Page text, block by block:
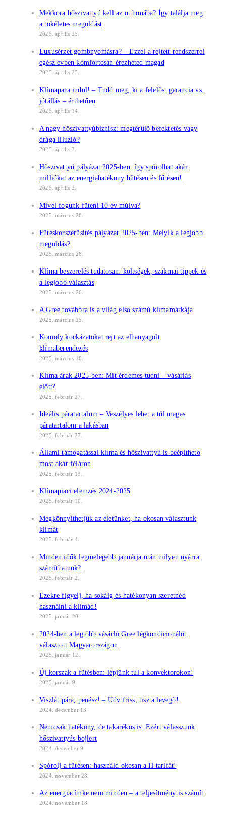
Mekkora hőszivattyú kell az otthonába? Így találja meg
a tökéletes megoldást
2025. április 25.
Luxusérzet gombnyomásra? – Ezzel a rejtett rendszerrel
egész évben komfortosan érezheted magad
2025. április 25.
Klímapara indul! – Tudd meg, ki a felelős: garancia vs.
jótállás – érthetően
2025. április 14.
A nagy hőszivattyúbiznisz: megtérülő befektetés vagy
drága illúzió?
2025. április 7.
Hőszivattyú pályázat 2025-ben: így spórolhat akár
milliókat az energiahatékony hűtésen és fűtésen!
2025. április 2.
Mivel fogunk fűteni 10 év múlva?
2025. március 28.
Fűtéskorszerűsítés pályázat 2025-ben: Melyik a legjobb
megoldás?
2025. március 28.
Klíma beszerelés tudatosan: költségek, szakmai tippek és
a legjobb választás
2025. március 26.
A Gree továbbra is a világ első számú klímamárkája
2025. március 25.
Komoly kockázatokat rejt az elhanyagolt
klímaberendezés
2025. március 10.
Klíma árak 2025-ben: Mit érdemes tudni – vásárlás
előtt?
2025. február 27.
Ideális páratartalom – Veszélyes lehet a túl magas
páratartalom a lakásban
2025. február 27.
Állami támogatással klíma és hőszivattyú is beépíthető
most akár féláron
2025. február 13.
Klímapiaci elemzés 2024-2025
2025. február 10.
Megkönnyíthetjük az életünket, ha okosan választunk
klímát
2025. február 4.
Minden idők legmelegebb januárja után milyen nyárra
számíthatunk?
2025. február 2.
Ezekre figyelj, ha sokáig és hatékonyan szeretnéd
használni a klímád!
2025. január 20.
2024-ben a legtöbb vásárló Gree légkondicionálót
választott Magyarországon
2025. január 12.
Új korszak a fűtésben: lépjünk túl a konvektorokon!
2025. január 9.
Viszlát pára, penész! – Üdv friss, tiszta levegő!
2024. december 13.
Nemcsak hatékony, de takarékos is: Ezért válasszunk
hőszivattyús bojlert
2024. december 9.
Spórolj a fűtésen: használd okosan a H tarifát!
2024. november 28.
Az energiacímke nem minden – a teljesítmény is számít
2024. november 18.